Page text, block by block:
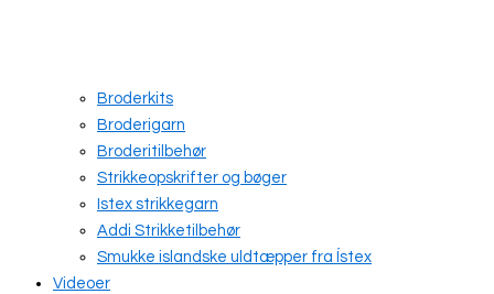
Broderkits
Broderigarn
Broderitilbehør
Strikkeopskrifter og bøger
Istex strikkegarn
Addi Strikketilbehør
Smukke islandske uldtæpper fra Ístex
Videoer